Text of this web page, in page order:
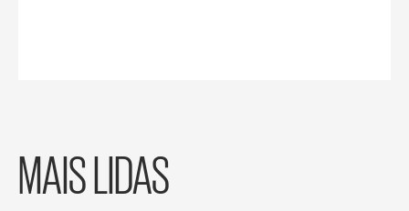
MAIS LIDAS